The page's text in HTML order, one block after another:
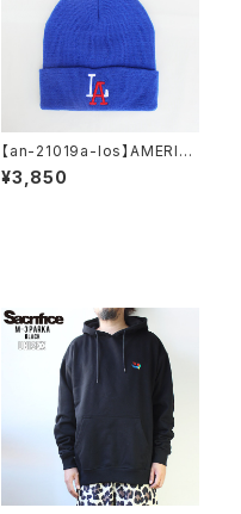
【an-21019a-los】AMERIC
AN NEEDLE アメリカンニー
ドル ニットキャップ ニット帽 M
¥3,850